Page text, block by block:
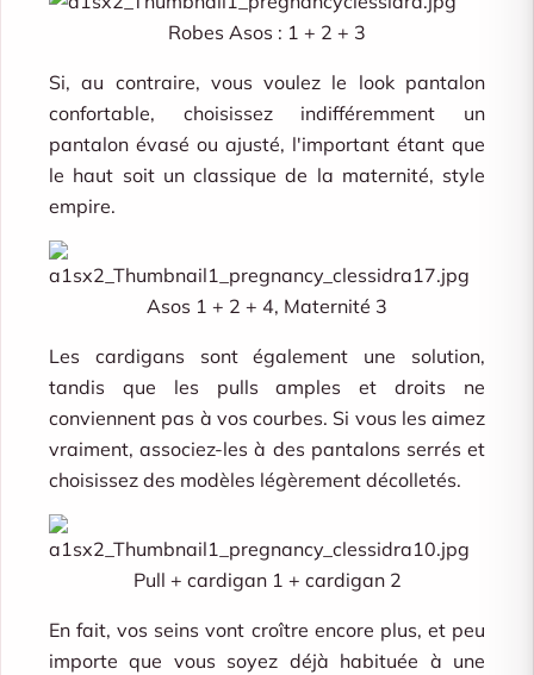
Robes Asos : 1 + 2 + 3
Si, au contraire, vous voulez le look pantalon
confortable, choisissez indifféremment un
pantalon évasé ou ajusté, l'important étant que
le haut soit un classique de la maternité, style
empire.
Asos 1 + 2 + 4, Maternité 3
Les cardigans sont également une solution,
tandis que les pulls amples et droits ne
conviennent pas à vos courbes. Si vous les aimez
vraiment, associez-les à des pantalons serrés et
choisissez des modèles légèrement décolletés.
Pull + cardigan 1 + cardigan 2
En fait, vos seins vont croître encore plus, et peu
importe que vous soyez déjà habituée à une